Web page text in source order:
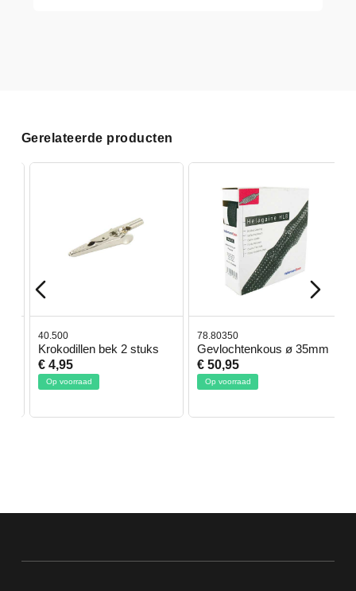
Gerelateerde producten
40.500
Krokodillen bek 2 stuks
€ 4,95
Op voorraad
78.80350
Gevlochtenkous ø 35mm
€ 50,95
Op voorraad